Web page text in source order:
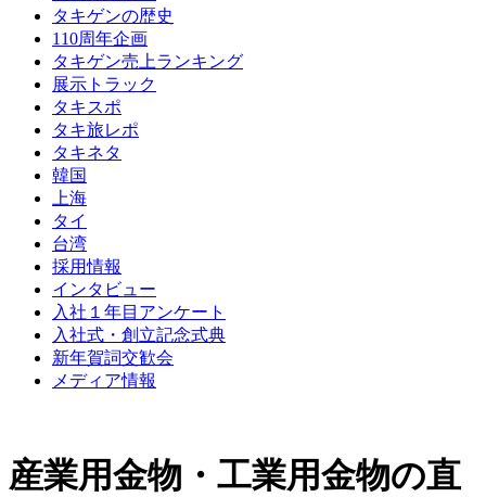
タキゲンの歴史
110周年企画
タキゲン売上ランキング
展示トラック
タキスポ
タキ旅レポ
タキネタ
韓国
上海
タイ
台湾
採用情報
インタビュー
入社１年目アンケート
入社式・創立記念式典
新年賀詞交歓会
メディア情報
産業用金物・工業用金物の直